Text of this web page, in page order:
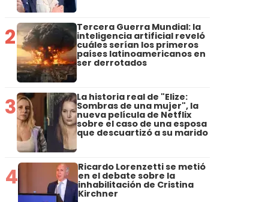
2 Tercera Guerra Mundial: la
inteligencia artificial reveló
cuáles serían los primeros
países latinoamericanos en
ser derrotados
3 La historia real de "Elize:
Sombras de una mujer", la
nueva película de Netflix
sobre el caso de una esposa
que descuartizó a su marido
4 Ricardo Lorenzetti se metió
en el debate sobre la
inhabilitación de Cristina
Kirchner